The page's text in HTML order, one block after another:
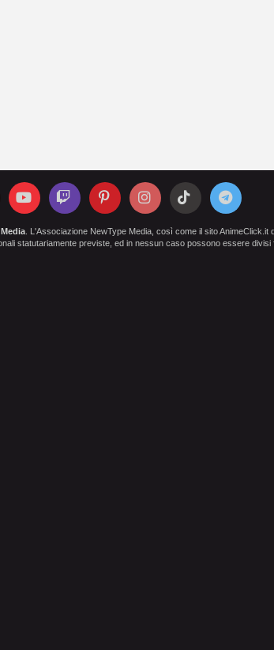
. L'Associazione NewType Media, così come il sito
statutariamente previste, ed in nessun caso possono essere divisi